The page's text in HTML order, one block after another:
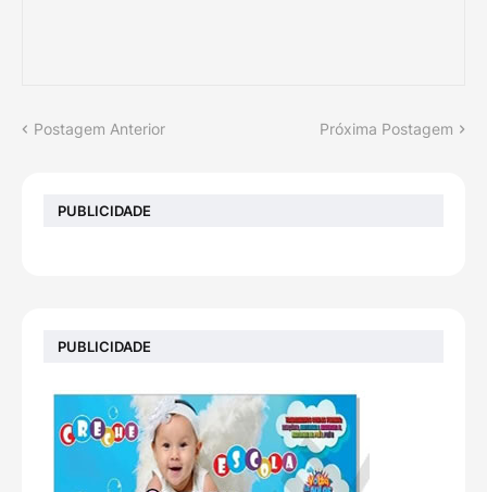
Postagem Anterior Próxima Postagem
PUBLICIDADE
PUBLICIDADE